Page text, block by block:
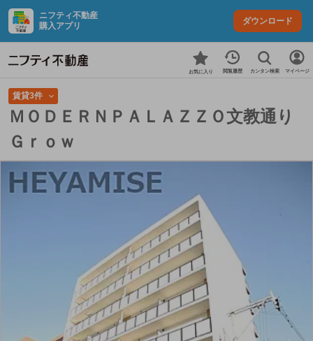
ニフティ不動産
購入アプリ
ダウンロード
お気に入り 閲覧履歴 カンタン検索 マイページ
賃貸3件
ＭＯＤＥＲＮＰＡＬＡＺＺＯ文教通り
Ｇｒｏｗ